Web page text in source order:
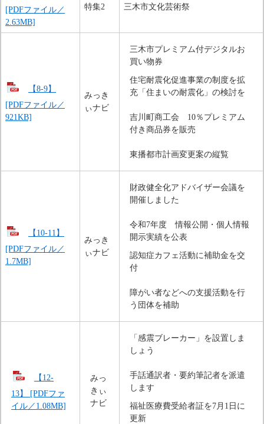
[PDFファイル／
2.63MB]
特集2 三木市文化芸術祭
【8-9】
[PDFファイル／
921KB]
みっき
ぃナビ
三木市プレミアム付デジタルお
買い物券
住宅耐震化促進事業の制度を拡
充「住まいの耐震化」の検討を
吉川町商工会　10％プレミアム
付き商品券を販売
東播都市計画変更案の縦覧
【10-11】
[PDFファイル／
1.7MB]
みっき
ぃナビ
財政健全化アドバイザー会議を
開催しました
令和7年度　情報公開・個人情報
開示実績を公表
認知症カフェ活動に補助金を交
付
障がい者などへの支援活動を行
う団体を補助
【12-
13】 [PDFファ
イル／1.08MB]
みっ
きぃ
ナビ
「感震ブレーカー」を設置しま
しょう
手話通訳者・要約筆記者を派遣
します
福祉医療費受給者証を7月1日に
更新